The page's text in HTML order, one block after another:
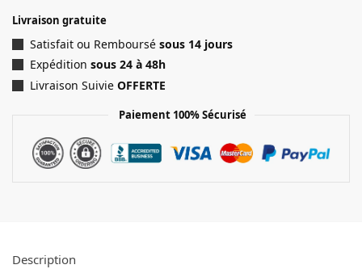
Livraison gratuite
Satisfait ou Remboursé sous 14 jours
Expédition sous 24 à 48h
Livraison Suivie OFFERTE
Paiement 100% Sécurisé
Description